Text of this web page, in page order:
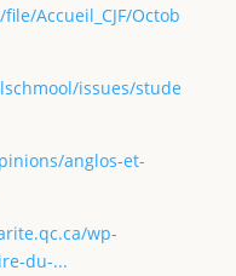
Accueil_CJF/Octob
issues/stude
anglos-et-
wp-
du-...